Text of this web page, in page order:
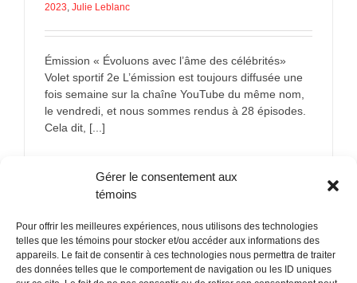
Gérer le consentement aux
témoins
Pour offrir les meilleures expériences, nous utilisons des technologies
telles que les témoins pour stocker et/ou accéder aux informations des
appareils. Le fait de consentir à ces technologies nous permettra de traiter
des données telles que le comportement de navigation ou les ID uniques
2023, Julie Leblanc
Émission « Évoluons avec l’âme des célébrités»
Volet sportif 2e L’émission est toujours diffusée une
fois semaine sur la chaîne YouTube du même nom,
le vendredi, et nous sommes rendus à 28 épisodes.
Cela dit, [...]
des